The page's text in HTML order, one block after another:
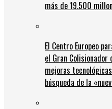
más de 19.500
El Centro Europeo
el Gran
mejoras
búsqueda de la